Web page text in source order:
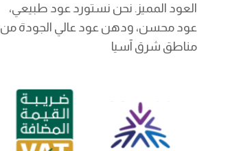
العود المميز. نحن نستورد عود طبيعي،
عود محسن، ودهن عود عالي الجودة من
مناطق شرق آسيا